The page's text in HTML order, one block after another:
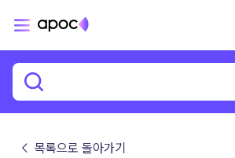
← 목록으로 돌아가기